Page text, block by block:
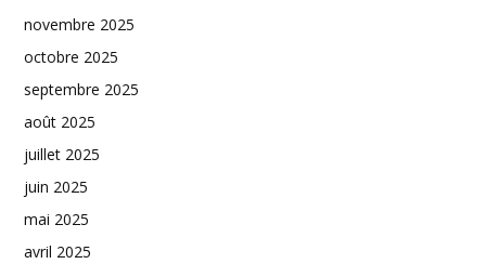
novembre 2025
octobre 2025
septembre 2025
août 2025
juillet 2025
juin 2025
mai 2025
avril 2025